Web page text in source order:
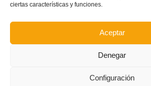
ciertas características y funciones.
Aceptar
Denegar
Configuración